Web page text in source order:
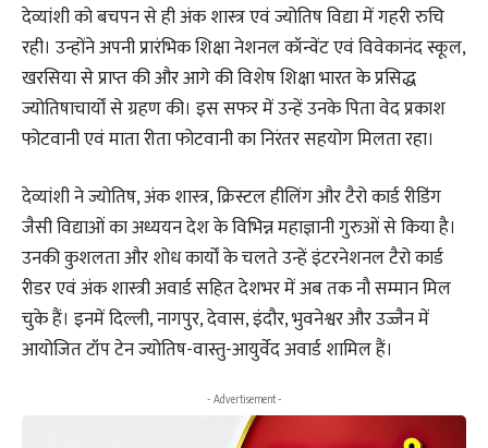
देव्यांशी को बचपन से ही अंक शास्त्र एवं ज्योतिष विद्या में गहरी रुचि
रही। उन्होंने अपनी प्रारंभिक शिक्षा नेशनल कॉन्वेंट एवं विवेकानंद स्कूल,
खरसिया से प्राप्त की और आगे की विशेष शिक्षा भारत के प्रसिद्ध
ज्योतिषाचार्यों से ग्रहण की। इस सफर में उन्हें उनके पिता वेद प्रकाश
फोटवानी एवं माता रीता फोटवानी का निरंतर सहयोग मिलता रहा।
देव्यांशी ने ज्योतिष, अंक शास्त्र, क्रिस्टल हीलिंग और टैरो कार्ड रीडिंग
जैसी विद्याओं का अध्ययन देश के विभिन्न महाज्ञानी गुरुओं से किया है।
उनकी कुशलता और शोध कार्यों के चलते उन्हें इंटरनेशनल टैरो कार्ड
रीडर एवं अंक शास्त्री अवार्ड सहित देशभर में अब तक नौ सम्मान मिल
चुके हैं। इनमें दिल्ली, नागपुर, देवास, इंदौर, भुवनेश्वर और उज्जैन में
आयोजित टॉप टेन ज्योतिष-वास्तु-आयुर्वेद अवार्ड शामिल हैं।
- Advertisement -